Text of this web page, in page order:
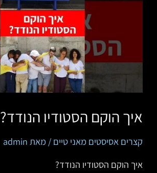
איך הוקם הסטודיו הנודד?
קצרים אסיסטים מאני טיים / מאת admin
איך הוקם הסטודיו הנודד?